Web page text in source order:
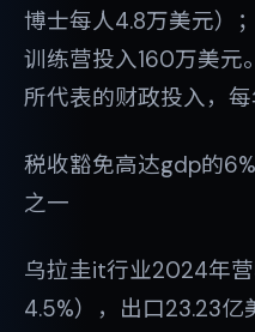
博士每人4.8万美元）
训练营投入160万美元
所代表的财政投入，每
税收豁免高达gdp的
之一
乌拉圭it行业2024年
4.5%），出口23.23